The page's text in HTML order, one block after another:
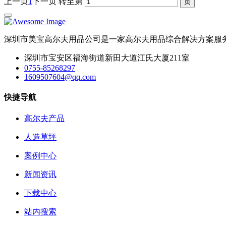
深圳市美宝高尔夫用品公司是一家高尔夫用品综合解决方案服
深圳市宝安区福海街道新田大道江氏大厦211室
0755-85268297
1609507604@qq.com
快捷导航
高尔夫产品
人造草坪
案例中心
新闻资讯
下载中心
站内搜索